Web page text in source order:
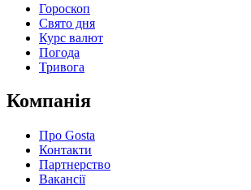
Гороскоп
Свято дня
Курс валют
Погода
Тривога
Компанія
Про Gosta
Контакти
Партнерство
Вакансії